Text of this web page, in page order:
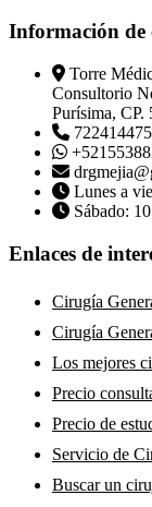
Información de
Torre
Consultorio
Purísima, CP.
Lunes a
Sábado:
Enlaces de
Cirugía
Cirugía
Los mejores
Precio
Precio de
Servicio de
Buscar un